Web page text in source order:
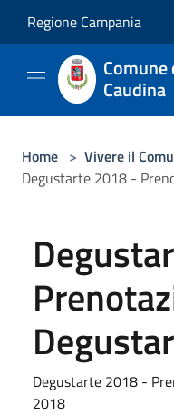
Regione Campania
Caudina
Home > Vivere il
Degustarte 2018 -
Degustarte 2018 -
2018